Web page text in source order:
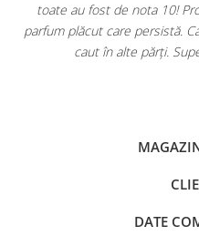
curata.
Spuma de curatareBref
toate au fost de nota 10!
parfum plăcut care persistă.
caut în alte părți.
DATE